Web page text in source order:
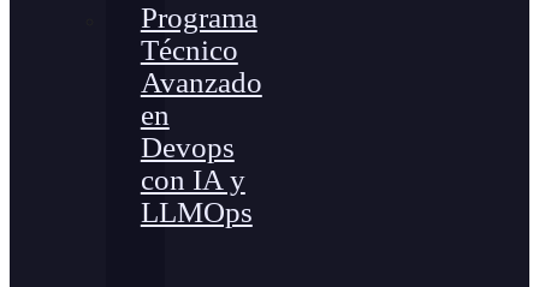
Programa
Técnico
Avanzado
en
Devops
con IA y
LLMOps